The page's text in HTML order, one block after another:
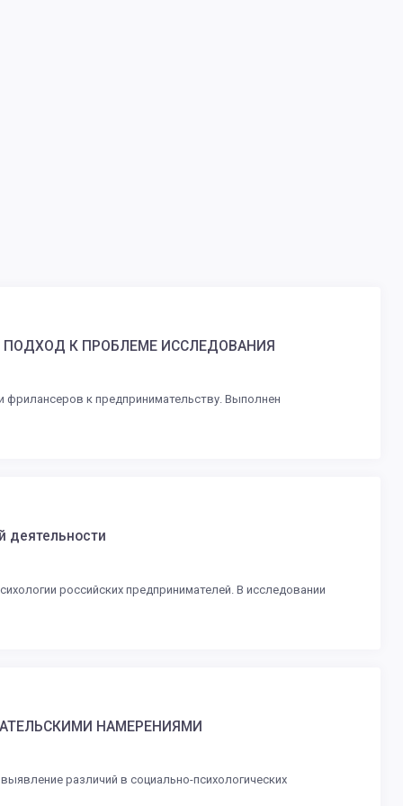
К ПРОБЛЕМЕ ИССЛЕДОВАНИЯ
фрилансеров к предпринимательству. Выполнен
деятельности
российских предпринимателей. В исследовании
НАМЕРЕНИЯМИ
различий в социально-психологических